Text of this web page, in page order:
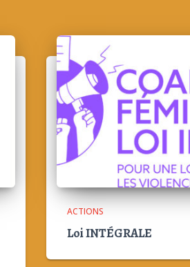
ACTIONS
Loi INTÉGRALE